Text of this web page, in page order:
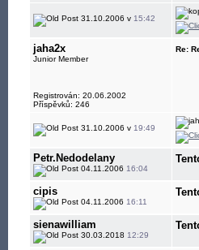
31.10.2006 v 15:42
jaha2x
Junior Member
Registrován: 20.06.2002
Příspěvků: 246
Re:
31.10.2006 v 19:49
Petr.Nedodelany
04.11.2006 16:04
cipis
04.11.2006 16:11
sienawilliam
30.03.2018 12:29